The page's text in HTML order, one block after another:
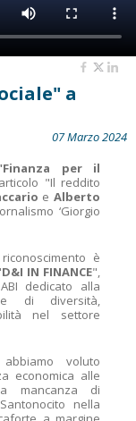
a
07 Marzo 2024
"Finanza per il
"Il reddito
eAlberto
‘Giorgio
è
D&I IN FINANCE",
dedicato alla
di diversità,
nel settore
voluto
economica alle
mancanza di
nella